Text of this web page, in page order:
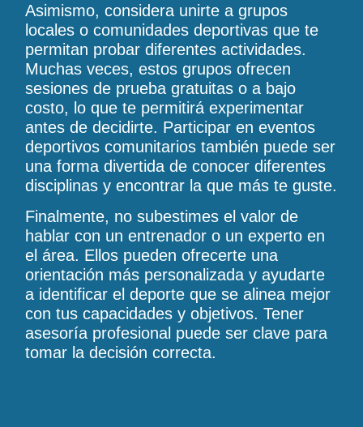
Asimismo, considera unirte a grupos
locales o comunidades deportivas que te
permitan probar diferentes actividades.
Muchas veces, estos grupos ofrecen
sesiones de prueba gratuitas o a bajo
costo, lo que te permitirá experimentar
antes de decidirte. Participar en eventos
deportivos comunitarios también puede ser
una forma divertida de conocer diferentes
disciplinas y encontrar la que más te guste.
Finalmente, no subestimes el valor de
hablar con un entrenador o un experto en
el área. Ellos pueden ofrecerte una
orientación más personalizada y ayudarte
a identificar el deporte que se alinea mejor
con tus capacidades y objetivos. Tener
asesoría profesional puede ser clave para
tomar la decisión correcta.